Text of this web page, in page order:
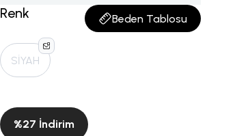
Renk Beden Tablosu
SİYAH
%27 İndirim